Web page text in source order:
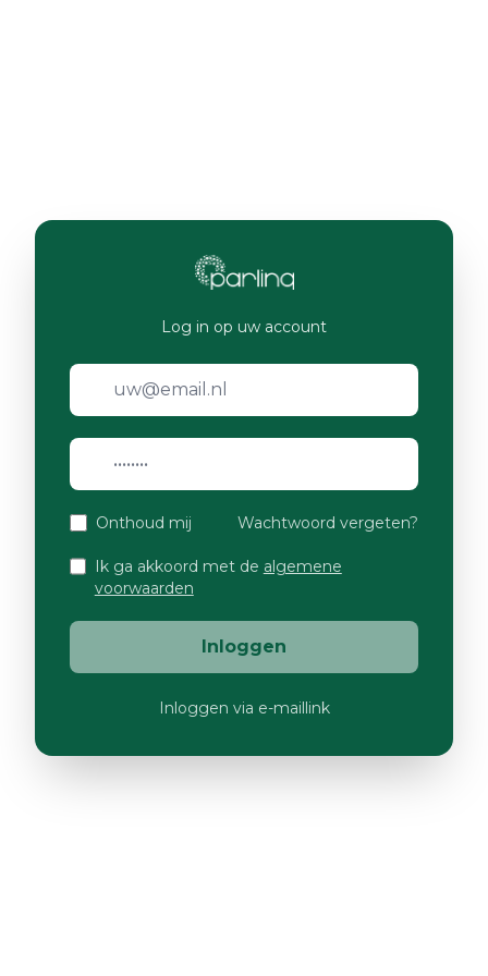
Log in op uw account
Onthoud mij Wachtwoord vergeten?
Ik ga akkoord met de algemene
voorwaarden
Inloggen
Inloggen via e-maillink